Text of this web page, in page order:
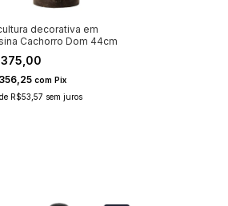
decorativa em
Cachorro Dom 44cm
com Pix
de R$53,57 sem juros